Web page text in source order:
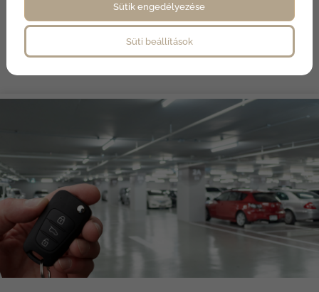
szakértői elemzéseibe és inspiráló életstílus-
témákba.
Sütik engedélyezése
Süti beállítások